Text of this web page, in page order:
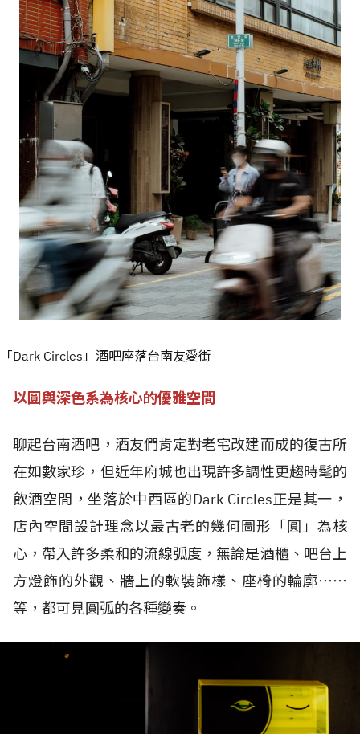
「Dark Circles」酒吧座落台南友愛街
以圓與深色系為核心的優雅空間
聊起台南酒吧，酒友們肯定對老宅改建而成的復古所
在如數家珍，但近年府城也出現許多調性更趨時髦的
飲酒空間，坐落於中西區的Dark Circles正是其一，
店內空間設計理念以最古老的幾何圖形「圓」為核
心，帶入許多柔和的流線弧度，無論是酒櫃、吧台上
方燈飾的外觀、牆上的軟裝飾樣、座椅的輪廓⋯⋯
等，都可見圓弧的各種變奏。